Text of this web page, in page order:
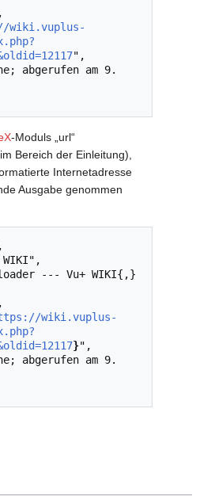
wiki.vuplus-
",
-Moduls „url“
im Bereich der Einleitung),
Internetadresse
Ausgabe genommen
wiki.vuplus-
}",